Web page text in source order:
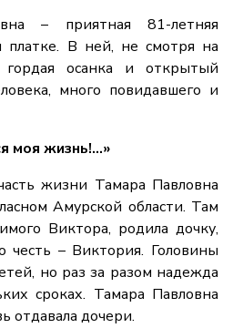
– приятная 81-летняя
платке. В ней, не смотря на
гордая осанка и открытый
много повидавшего и
моя жизнь!...»
жизни Тамара Павловна
Амурской области. Там
Виктора, родила дочку,
честь – Виктория. Головины
но раз за разом надежда
сроках. Тамара Павловна
отдавала дочери.